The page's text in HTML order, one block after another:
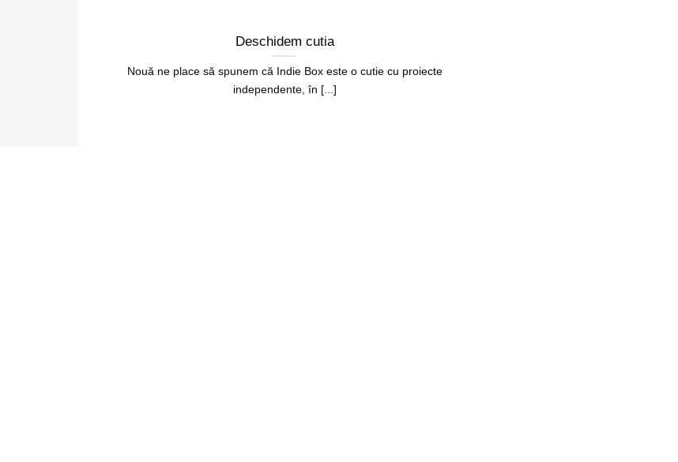
Deschidem cutia
Nouă ne place să spunem că Indie Box este o cutie cu proiecte
independente, în [...]